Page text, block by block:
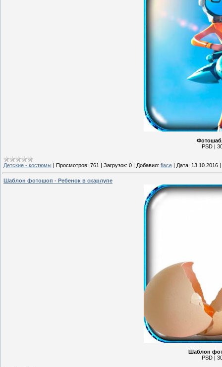
PSD |
Детские - костюмы Просмотров: 761 Загрузок: 0 Добавил: fiace Дата: 13.10.2016
Шаблон фотошоп - Ребенок в скарлупе
Шаблон
PSD |